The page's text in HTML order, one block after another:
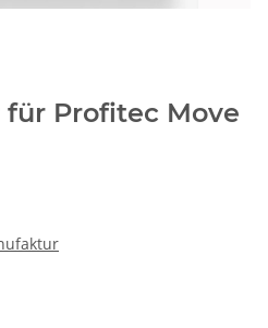
für Profitec Move